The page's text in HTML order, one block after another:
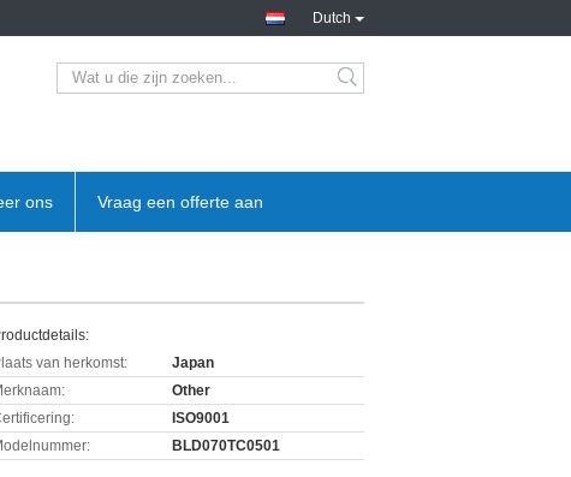
Dutch
ons Vraag een offerte aan
van herkomst:
Japan
Other
ISO9001
BLD070TC0501